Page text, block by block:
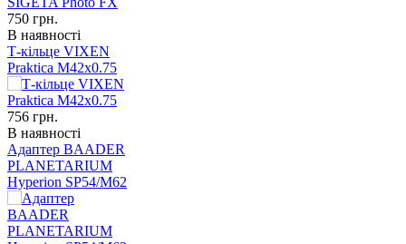
750 грн.
В наявності
Т-кільце VIXEN
Praktica M42x0.75
756 грн.
В наявності
Адаптер BAADER
PLANETARIUM
Hyperion SP54/M62